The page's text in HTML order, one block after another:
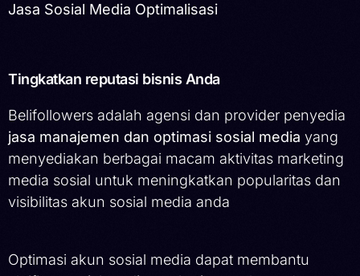
Jasa Sosial Media Optimalisasi
Tingkatkan reputasi bisnis Anda
Belifollowers adalah agensi dan provider penyedia
jasa manajemen dan optimasi sosial media yang
menyediakan berbagai macam aktivitas marketing
media sosial untuk meningkatkan popularitas dan
visibilitas akun sosial media anda
Optimasi akun sosial media dapat membantu